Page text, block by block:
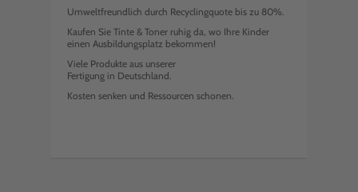
Umweltfreundlich durch Recyclingquote bis zu 80%.
Kaufen Sie Tinte & Toner ruhig da, wo Ihre Kinder
einen Ausbildungsplatz bekommen!
Viele Produkte aus unserer
Fertigung in Deutschland.
Kosten senken und Ressourcen schonen.